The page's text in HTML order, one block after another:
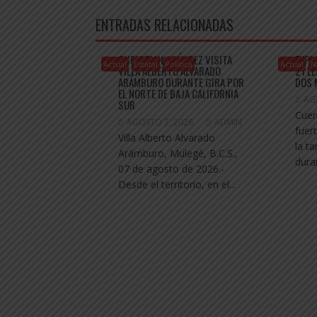
k p er
ENTRADAS RELACIONADAS
Actual Estatal Política
CHRISTIAN AGÚNDEZ VISITA
VILLA ALBERTO ALVARADO
ARÁMBURO DURANTE GIRA POR
EL NORTE DE BAJA CALIFORNIA
SUR
AGOSTO 7, 2026 ADMIN
Villa Alberto Alvarado
Arámburo, Mulegé, B.C.S.,
07 de agosto de 2026.-
Desde el territorio, en el...
Actual
21
DOS
la